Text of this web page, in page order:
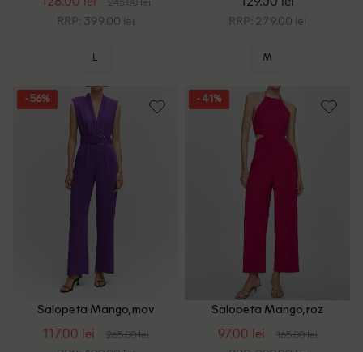
RRP: 399.00 lei
L
RRP: 279.00 lei
M
- 56%
Salopeta Mango, mov
117.00 lei 265.00 lei
- 41%
Salopeta Mango, roz
97.00 lei 165.00 lei